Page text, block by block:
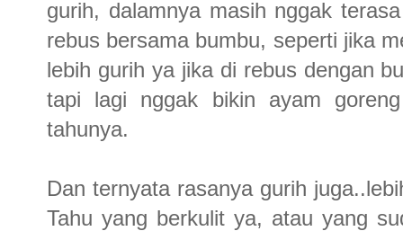
gurih, dalamnya masih nggak
rebus bersama bumbu, seperti jika
lebih gurih ya jika di rebus dengan
tapi lagi nggak bikin ayam
tahunya.
Dan ternyata rasanya gurih
Tahu yang berkulit ya, atau yang